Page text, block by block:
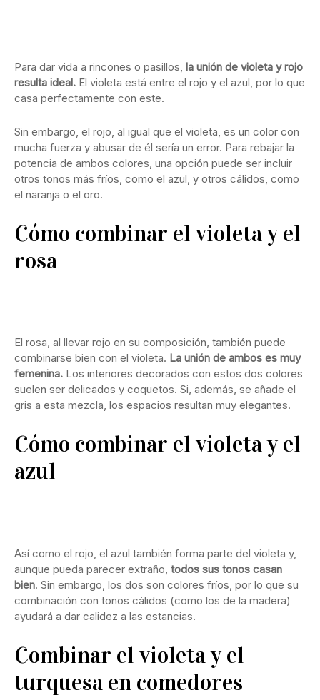
Para dar vida a rincones o pasillos, la unión de violeta y rojo
resulta ideal. El violeta está entre el rojo y el azul, por lo que
casa perfectamente con este.
Sin embargo, el rojo, al igual que el violeta, es un color con
mucha fuerza y abusar de él sería un error. Para rebajar la
potencia de ambos colores, una opción puede ser incluir
otros tonos más fríos, como el azul, y otros cálidos, como
el naranja o el oro.
Cómo combinar el violeta y el
rosa
El rosa, al llevar rojo en su composición, también puede
combinarse bien con el violeta. La unión de ambos es muy
femenina. Los interiores decorados con estos dos colores
suelen ser delicados y coquetos. Si, además, se añade el
gris a esta mezcla, los espacios resultan muy elegantes.
Cómo combinar el violeta y el
azul
Así como el rojo, el azul también forma parte del violeta y,
aunque pueda parecer extraño, todos sus tonos casan
bien. Sin embargo, los dos son colores fríos, por lo que su
combinación con tonos cálidos (como los de la madera)
ayudará a dar calidez a las estancias.
Combinar el violeta y el
turquesa en comedores